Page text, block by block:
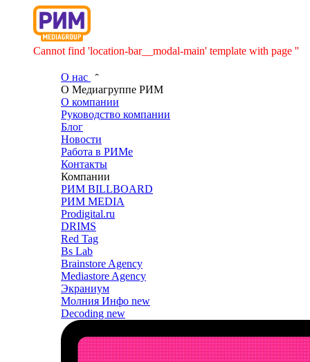
Cannot find 'location-bar__modal-main' template with page ''
О нас
О Медиагруппе РИМ
О компании
Руководство компании
Блог
Новости
Работа в РИМе
Контакты
Компании
РИМ BILLBOARD
РИМ MEDIA
Prodigital.ru
DRIMS
Red Tag
Bs Lab
Brainstore Agency
Mediastore Agency
Экраниум
Молния Инфо new
Decoding new